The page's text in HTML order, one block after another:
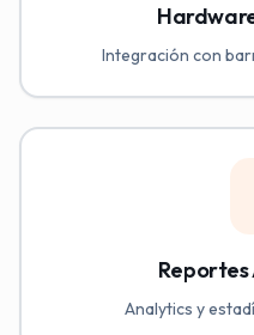
Integración con
Analytics y